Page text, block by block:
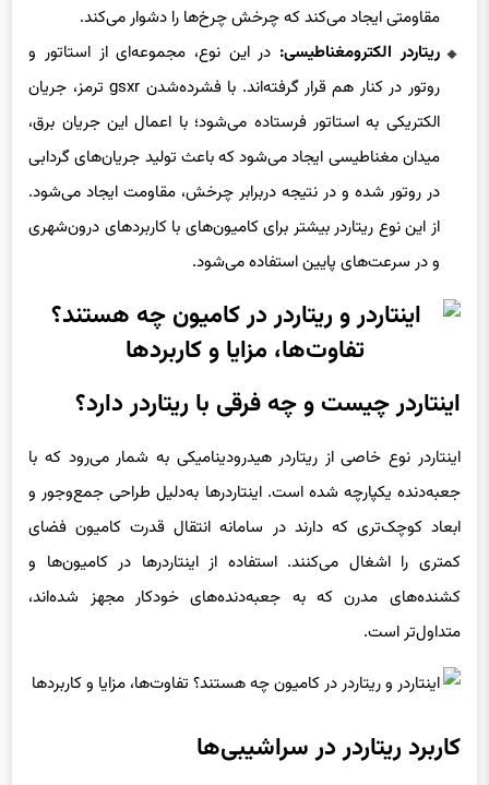
مقاومتی ایجاد می‌کند که چرخش چرخ‌ها را دشوار می‌کند.
ریتاردر الکترومغناطیسی: در این نوع، مجموعه‌ای از استاتور و
روتور در کنار هم قرار گرفته‌اند. با فشرده‌شدن gsxr ترمز، جریان
الکتریکی به استاتور فرستاده می‌شود؛ با اعمال این جریان برق،
میدان مغناطیسی ایجاد می‌شود که باعث تولید جریان‌های گردابی
در روتور شده و در نتیجه دربرابر چرخش، مقاومت ایجاد می‌شود.
از این نوع ریتاردر بیشتر برای کامیون‌های با کاربردهای درون‌شهری
و در سرعت‌های پایین استفاده می‌شود.
اینتاردر چیست و چه فرقی با ریتاردر دارد؟
اینتاردر نوع خاصی از ریتاردر هیدرودینامیکی به شمار می‌رود که با
جعبه‌دنده یکپارچه شده است. اینتاردرها به‌دلیل طراحی جمع‌وجور و
ابعاد کوچک‌تری که دارند در سامانه انتقال قدرت کامیون فضای
کمتری را اشغال می‌کنند. استفاده از اینتاردرها در کامیون‌ها و
کشنده‌های مدرن که به جعبه‌دنده‌های خودکار مجهز شده‌اند،
متداول‌تر است.
کاربرد ریتاردر در سراشیبی‌ها